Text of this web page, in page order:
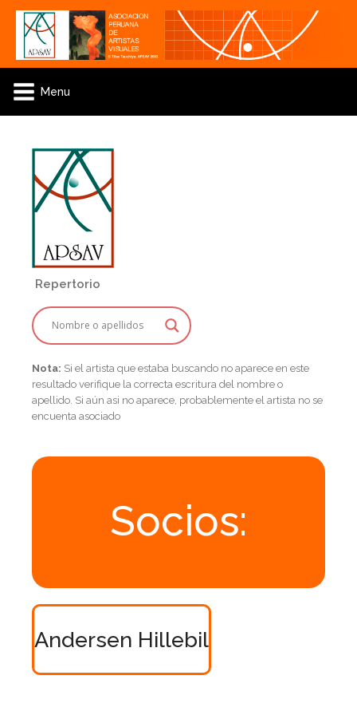
Menu
Repertorio
Nota: Si el artista que estaba buscando no aparece en este
resultado verifique la correcta escritura del nombre o
apellido. Si aún asi no aparece, probablemente el artista no se
encuenta asociado
Socios:
Andersen Hillebil